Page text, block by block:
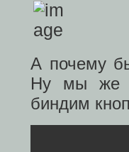
А почему
Ну мы же
биндим